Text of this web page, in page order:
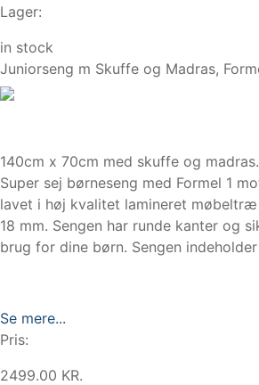
Lager:
in stock
Juniorseng m Skuffe og Madras,
140cm x 70cm med skuffe og madras.
Super sej børneseng med Formel 1
lavet i høj kvalitet lamineret
18 mm. Sengen har runde kanter og
brug for dine børn. Sengen
Se mere...
Pris:
2499.00 KR.